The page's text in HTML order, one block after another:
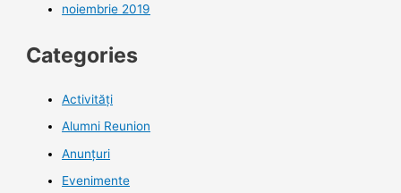
noiembrie 2019
Categories
Activități
Alumni Reunion
Anunțuri
Evenimente